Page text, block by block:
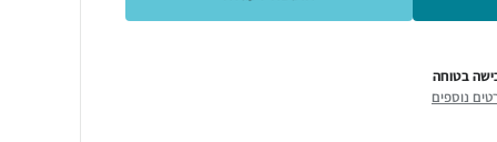
בטוחה
נוספים